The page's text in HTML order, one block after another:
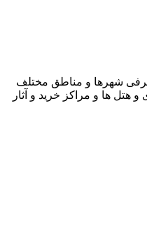
شهرها و مناطق مختلف
هتل ها و مراکز خرید و آثار